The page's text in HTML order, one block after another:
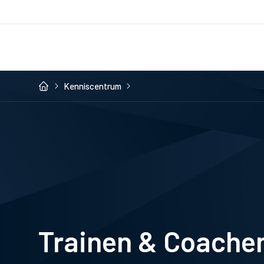
Kenniscentrum
Trainen &